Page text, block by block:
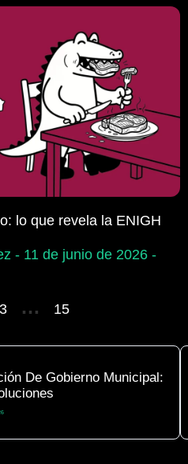
lo que revela la ENIGH
11 de junio de 2026
3 … 15
De Gobierno Municipal: